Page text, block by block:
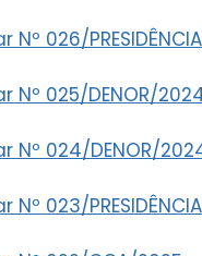
Nº 026/
Nº 025/DENOR/
Nº 024/DENOR/
Nº 023/